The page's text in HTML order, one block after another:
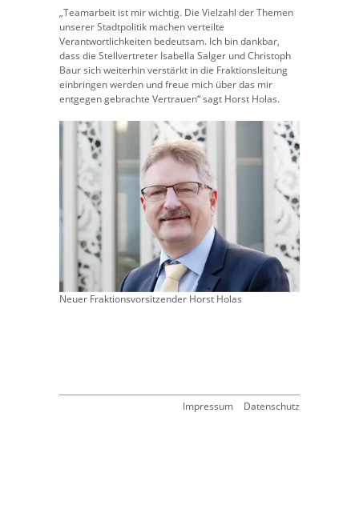
„Teamarbeit ist mir wichtig. Die Vielzahl der Themen
unserer Stadtpolitik machen verteilte
Verantwortlichkeiten bedeutsam. Ich bin dankbar,
dass die Stellvertreter Isabella Salger und Christoph
Baur sich weiterhin verstärkt in die Fraktionsleitung
einbringen werden und freue mich über das mir
entgegen gebrachte Vertrauen“ sagt Horst Holas.
Neuer Fraktionsvorsitzender Horst Holas
Impressum Datenschutz